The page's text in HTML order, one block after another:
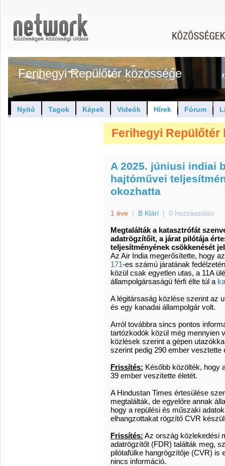
Ferihegyi Repülőtér közössége
Nyitó Tagok Képek Videók Hírek Fórum
Ferihegyi Repülőtér
A 2025. júniusi indiai
hajtóművei
okozhatta
1 éve | B Klári | 0 hozzászólás
Megtalálták a katasztrófát
adatrögzítőit, a járat pilótája
teljesítményének csökkenését
Az Air India megerősítette, hogy
171-es számú járatának
közül csak egyetlen utas, a 11A
állampolgársaságú férfi élte túl a
A légitársaság közlése szerint az
és egy kanadai állampolgár volt.
Arról továbbra sincs pontos
tartózkodók közül még mennyien
közlések szerint a gépen
szerint pedig 290 ember vesztette
Frissítés: Később közölték, hogy
39 ember veszítette életét.
A Hindustan Times értesülése
megtalálták, de egyelőre annak
hogy a repülési és műszaki
elhangzottakat rögzítő CVR
Frissítés: Az ország közlekedési
adatrögzítőt (FDR) találták meg,
pilótafülke hangrögzítője (CVR) is
nincs információ.